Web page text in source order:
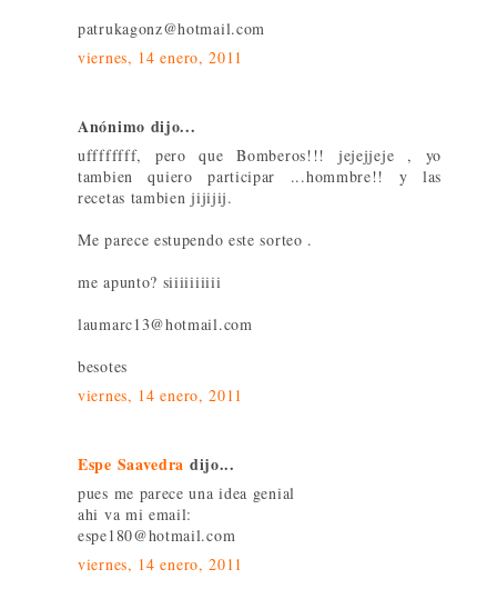
patrukagonz@hotmail.com
viernes, 14 enero, 2011
Anónimo dijo...
uffffffff, pero que Bomberos!!! jejejjeje , yo
tambien quiero participar ...hommbre!! y las
recetas tambien jijijij.
Me parece estupendo este sorteo .
me apunto? siiiiiiiiii
laumarc13@hotmail.com
besotes
viernes, 14 enero, 2011
Espe Saavedra dijo...
pues me parece una idea genial
ahi va mi email:
espe180@hotmail.com
viernes, 14 enero, 2011